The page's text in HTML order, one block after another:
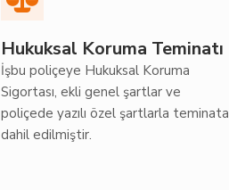
Hukuksal Koruma Teminatı
İşbu poliçeye Hukuksal Koruma
Sigortası, ekli genel şartlar ve
poliçede yazılı özel şartlarla teminata
dahil edilmiştir.